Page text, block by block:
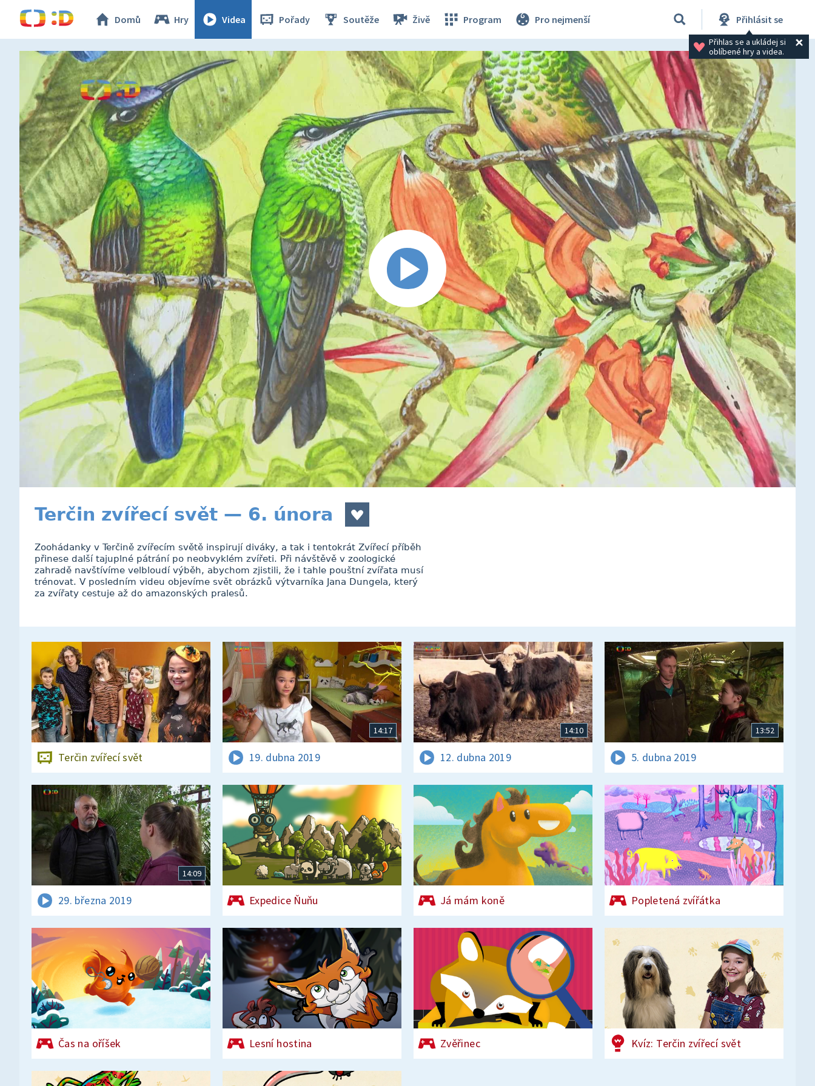
Domů Hry Videa Pořady Soutěže Živě Program Pro nejmenší Přihlásit se
Přihlas se a ukládej si
oblíbené hry a videa.
Terčin zvířecí svět — 6. února
Zoohádanky v Terčině zvířecím světě inspirují diváky, a tak i tentokrát Zvířecí příběh
přinese další tajuplné pátrání po neobvyklém zvířeti. Při návštěvě v zoologické
zahradě navštívíme velbloudí výběh, abychom zjistili, že i tahle pouštní zvířata musí
trénovat. V posledním videu objevíme svět obrázků výtvarníka Jana Dungela, který
za zvířaty cestuje až do amazonských pralesů.
Terčin zvířecí svět
14:17
19. dubna 2019
14:10
12. dubna 2019
13:52
5. dubna 2019
14:09
29. března 2019 Expedice Ňuňu Já mám koně Popletená zvířátka
Čas na oříšek Lesní hostina Zvěřinec Kvíz: Terčin zvířecí svět